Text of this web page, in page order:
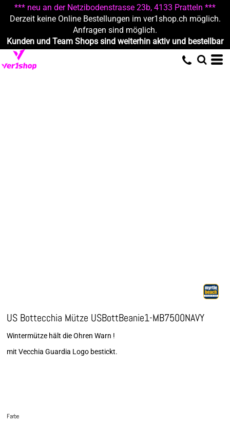
*** neu an der Netzibodenstrasse 23b, 4133 Pratteln ***
Derzeit keine Online Bestellungen im ver1shop.ch möglich.
Anfragen sind möglich.
Kunden und Team Shops sind weiterhin aktiv und bestellbar
US Bottecchia Mütze USBottBeanie1-MB7500NAVY
Wintermütze hält die Ohren Warn !
mit Vecchia Guardia Logo bestickt.
Farbe